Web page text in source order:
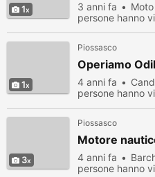
1 3 anni fa
persone hanno
1
Piossasco
Operiamo
4 anni fa
persone hanno
3
Piossasco
Motore
4 anni fa
persone hanno